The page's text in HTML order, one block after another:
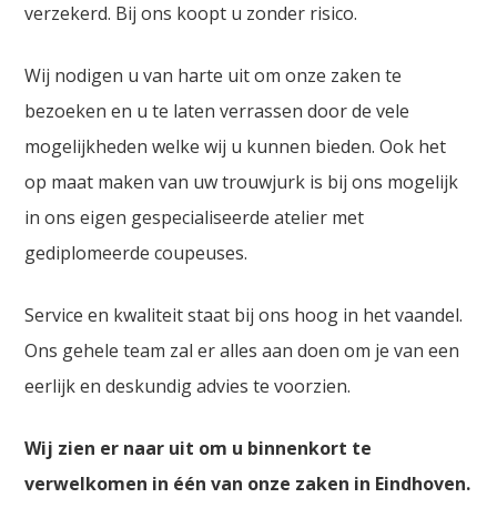
verzekerd. Bij ons koopt u zonder risico.
Wij nodigen u van harte uit om onze zaken te
bezoeken en u te laten verrassen door de vele
mogelijkheden welke wij u kunnen bieden. Ook het
op maat maken van uw trouwjurk is bij ons mogelijk
in ons eigen gespecialiseerde atelier met
gediplomeerde coupeuses.
Service en kwaliteit staat bij ons hoog in het vaandel.
Ons gehele team zal er alles aan doen om je van een
eerlijk en deskundig advies te voorzien.
Wij zien er naar uit om u binnenkort te
verwelkomen in één van onze zaken in Eindhoven.